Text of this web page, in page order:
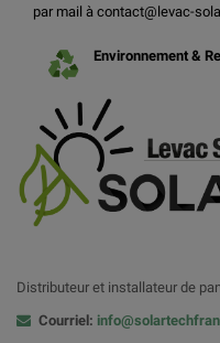
par mail à contact@levac-
Environnement &
Distributeur et installateur de
Courriel: